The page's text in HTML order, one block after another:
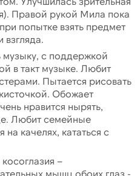
Правой рукой Мила пока
попытке взять предмет
взгляда.
с поддержкой
в такт музыке. Любит
Пытается рисовать
Обожает
нравится нырять,
Любит семейные
на качелях, кататься с
–
мышц обоих глаз -